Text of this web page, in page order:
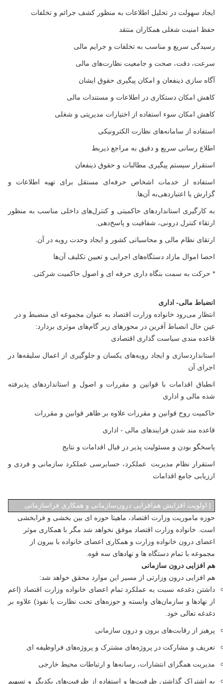
ایجاد سهولت در تحلیل اطلاعات به منظور کشف جرائم و تخلفات
حفظ امنیت شغلی همکاران منتقد
رسیدگی سریع و مناسب به تخلفات و جرایم مالی
سرعت، دقت، صحت و جامعیت نظارت‌های مالی
آگاه سازی ذینفعان و امکان پیگیری حقوق ایشان
کاهش امکان دستکاری در اطلاعات و مستندات مالی
کاهش امکان سوء استفاده از اختیارات مدیریتی و شغلی
استفاده از سامانه‌های نظارت الکترونیکی
اطلاع رسانی سریع و دقیق به مراجع ذیربط
استقرار سیستم پیگیری مطالبات و حقوق ذینفعان
استفاده از خدمات اشخاص حرفه‌ای مستقل برای تهیه اطلاعات و
گزارش‌ یا اعتباردهی‌به آن‌ها.
به کارگیری استانداردهای حاکمیتی و کنترل‌های داخلی مناسب به منظور
ارتقاء کنترل درونی، شفافیت و پاسخ‌دهی.
ارتقای نظام مالی و محاسباتی کشور و ایجاد وحدت رویه در آن.
احصا اموال مازاد دستگاه‌های اجرایی و تعیین تکلیف آن‌ها
* حرکت به سمت بنگاه داری حرفه ای و اصول حاکمیت شرکتی.
انضباط مالی- اداری
انتظار می‌رود خانواده وزارت اقتصاد به عنوان مجموعه ای منضبط و در
عین حال انضباط آفرین در محورهای زیر گام‌های موثری بردارد:
قاعده مندی سیاست گذاری اقتصادی
استانداردسازی و ایجاد رویه‌های یکسان و جلوگیری از اعمال سلیقه‌ها در
اجرای آن
انطباق اقدامات با قوانین و مقررات و اصول و استانداردهای پذیرفته
شده مالی و اداری
حاکمیت روح قوانین و مقررات علاوه بر ظاهر قوانین و مقررات
قاعده مند شدن فرایندهای مالی - اداری
پاسخگو بودن و مسئولیت پذیر در قبال اقدامات و نتایج
استقرار نظام مدیریت عملکرد، حسابرسی عملکرد سازمانی و فردی و
ارزیابی جامع اقدامات
| اولویت افزایش هم‌افزایی درون‌سازمانی و همکاری فراسازمانی
حوزه ماموریت وزارت اقتصاد، ماهیتا حوزه ای بین بخشی و فرابخشی
است. خانواده وزارت اقتصاد موفق نخواهد شد مگر با همکاری موثر
اعضای درون خانواده وزارت و همکاری اعضای خانواده با بیرون از
مجموعه با تمام دستگاه ها و نهادهای سه قوه.
هم افزایی درون سازمانی
هم افزایی درون وزارتی از مسیر این موارد محقق خواهد شد:
داشتن دغدغه نسبت به عملکرد تمام اعضای خانواده وزارت اقتصاد (اعم
از نهادها و سازمان‌های وابسته و حوزه‌های تحت نظارت یا نفوذ) علاوه بر
دغدغه تعالی خود.
پرهیز از رقابت‌های برون و درون سازمانی
تعریف و مشارکت در پروژه‌های مشترک و پروژه‌های فراوظیفه ای
مدیریت همگرای انتشارات، رسانه‌ها و ارتباطات محیط خارجی
به اشتراک گذاشتن ظرفیت‌ها و استفاده از ظرفیت‌های یکدیگر و تسهیم